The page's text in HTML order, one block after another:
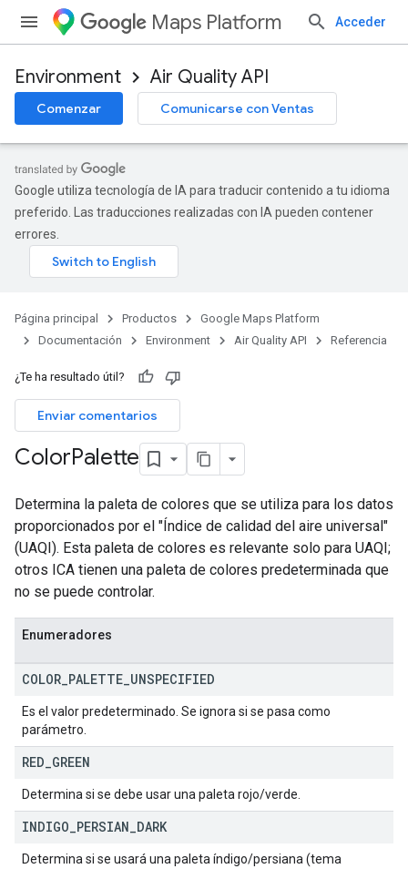
Maps Platform Acceder
Environment Air Quality API
Comenzar Comunicarse con Ventas
Google utiliza tecnología de IA para traducir contenido a tu idioma
preferido. Las traducciones realizadas con IA pueden contener
errores.
Página principal Productos
Google Maps Platform
Documentación
Environment Air Quality API Referencia
¿Te ha resultado útil?
Enviar comentarios
ColorPalette
Determina la paleta de colores que se utiliza para los datos
proporcionados por el "Índice de calidad del aire universal"
(UAQI). Esta paleta de colores es relevante solo para UAQI;
otros ICA tienen una paleta de colores predeterminada que
no se puede controlar.
Enumeradores
COLOR PALETTE UNSPECIFIED
Es el valor predeterminado. Se ignora si se pasa como
parámetro.
RED GREEN
Determina si se debe usar una paleta rojo/verde.
INDIGO PERSIAN DARK
Determina si se usará una paleta índigo/persiana (tema